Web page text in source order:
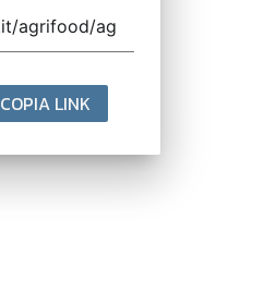
COPIA LINK